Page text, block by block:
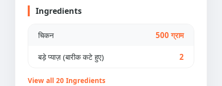
Ingredients
चिकन 500 ग्राम
बड़े प्याज़ (बारीक कटे हुए) 2
View all 20 Ingredients